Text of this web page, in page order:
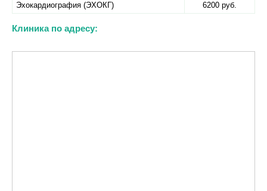
Эхокардиография (ЭХОКГ)
6200 руб.
Клиника по адресу: